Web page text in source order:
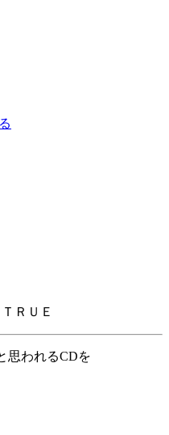
ＲＵＥ
思われるCDを